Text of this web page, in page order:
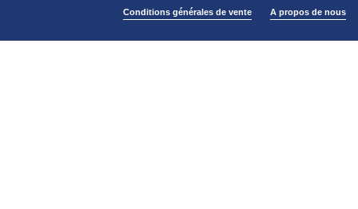
Conditions générales de vente A propos de nous